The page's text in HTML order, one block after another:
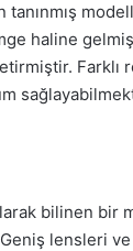
tanınmış
haline
bilinen bir
Geniş lensleri